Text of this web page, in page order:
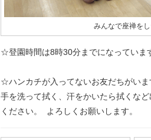
みんなで座禅を
☆登園時間は8時30分までになってい
☆ハンカチが入ってないお友だちがいま
手を洗って拭く、汗をかいたら拭くな
ください。 よろしくお願いします。